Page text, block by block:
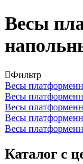
Весы
Фильтр
Весы
Весы
Весы
Весы
Весы
Каталог с